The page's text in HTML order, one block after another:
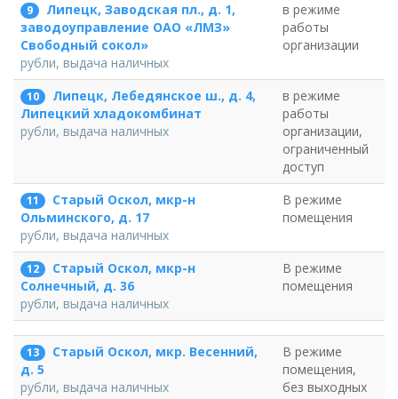
9
Липецк, Заводская пл., д. 1,
заводоуправление ОАО «ЛМЗ»
Свободный сокол»
рубли, выдача наличных
в режиме
работы
организации
10
Липецк, Лебедянское ш., д. 4,
Липецкий хладокомбинат
рубли, выдача наличных
в режиме
работы
организации,
ограниченный
доступ
11
Старый Оскол, мкр-н
Ольминского, д. 17
рубли, выдача наличных
В режиме
помещения
12
Старый Оскол, мкр-н
Солнечный, д. 36
рубли, выдача наличных
В режиме
помещения
13
Старый Оскол, мкр. Весенний,
д. 5
рубли, выдача наличных
В режиме
помещения,
без выходных